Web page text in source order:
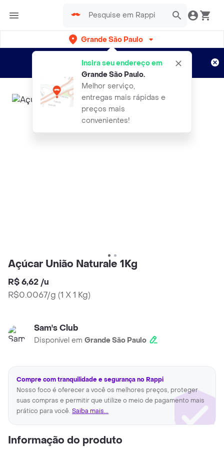
Grande São Paulo
Insira seu endereço em
Grande São Paulo.
Melhor serviço,
entregas mais rápidas e
preços mais
convenientes!
Entregas grátis por 15 dias!
Aplicam T&C
Açúcar União Naturale 1Kg
R$ 6,62 /u
R$0.0067/g (1 X 1 Kg)
Sam's Club
Disponível em Grande São Paulo
Compre com tranquilidade e segurança no Rappi
Nosso foco é oferecer a você os melhores preços, proteger
suas compras e permitir que utilize o meio de pagamento mais
prático para você. Saiba mais...
Informação do produto